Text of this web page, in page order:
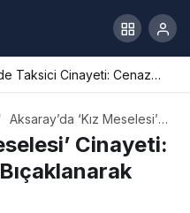
Taksici Cinayeti: Cenaze
Aksaray’da ‘Kız Meselesi’
Cinayeti: 16 Yaşındaki Genç
Bıçaklanarak Öldürüldü
Cinayeti: